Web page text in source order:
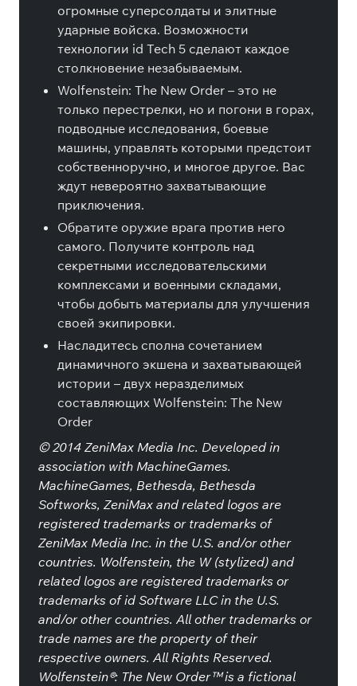
огромные суперсолдаты и элитные
ударные войска. Возможности
технологии id Tech 5 сделают каждое
столкновение незабываемым.
Wolfenstein: The New Order – это не
только перестрелки, но и погони в горах,
подводные исследования, боевые
машины, управлять которыми предстоит
собственноручно, и многое другое. Вас
ждут невероятно захватывающие
приключения.
Обратите оружие врага против него
самого. Получите контроль над
секретными исследовательскими
комплексами и военными складами,
чтобы добыть материалы для улучшения
своей экипировки.
Насладитесь сполна сочетанием
динамичного экшена и захватывающей
истории – двух неразделимых
составляющих Wolfenstein: The New
Order
© 2014 ZeniMax Media Inc. Developed in
association with MachineGames.
MachineGames, Bethesda, Bethesda
Softworks, ZeniMax and related logos are
registered trademarks or trademarks of
ZeniMax Media Inc. in the U.S. and/or other
countries. Wolfenstein, the W (stylized) and
related logos are registered trademarks or
trademarks of id Software LLC in the U.S.
and/or other countries. All other trademarks or
trade names are the property of their
respective owners. All Rights Reserved.
Wolfenstein®: The New Order™ is a fictional